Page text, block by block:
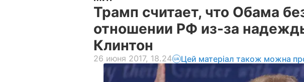
Трамп считает, что Обама
отношении РФ из-за
Клинтон
26 июня 2017, 18.24 Цей матеріал також можна